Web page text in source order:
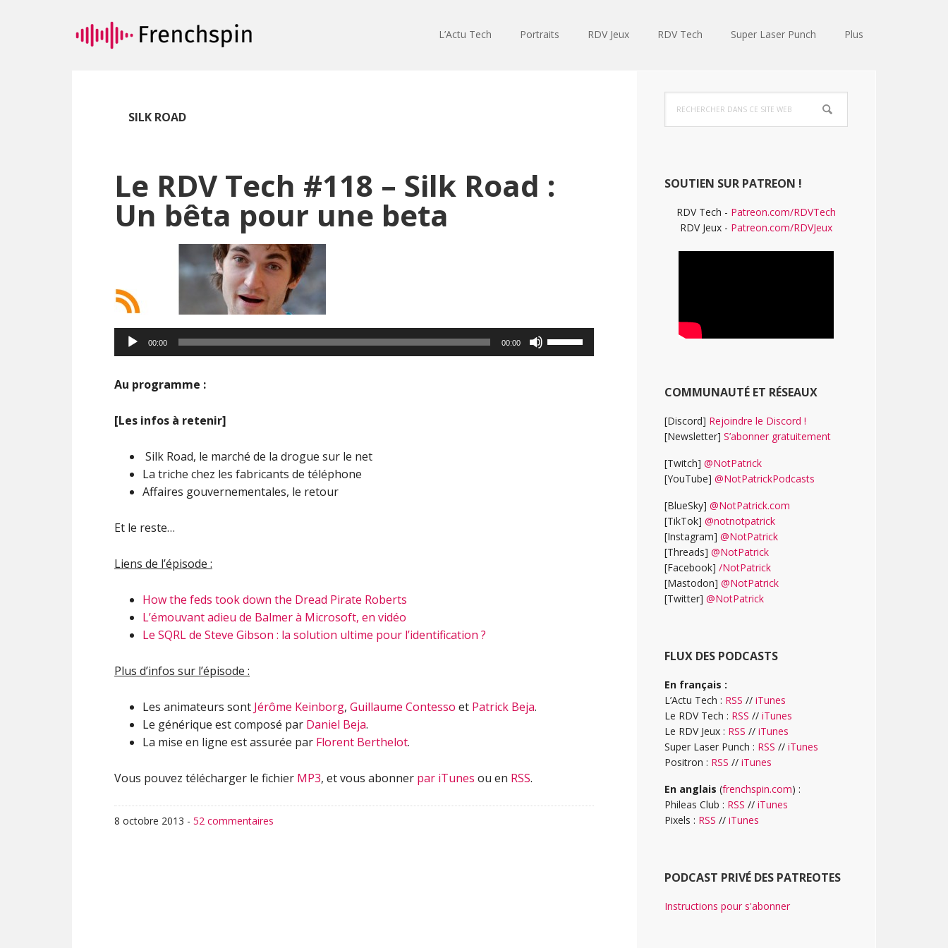
au
contenu
la
L’Actu Tech Portraits RDV Jeux RDV Tech Super Laser Punch Plus
SILK ROAD
Le RDV Tech #118 – Silk Road :
Un bêta pour une beta
audio
00:00 00:00
les
Au programme :
[Les infos à retenir]
Silk Road, le marché de la drogue sur le net
La triche chez les fabricants de téléphone
Affaires gouvernementales, le retour
Et le reste…
Liens de l’épisode :
How the feds took down the Dread Pirate Roberts
L’émouvant adieu de Balmer à Microsoft, en vidéo
Le SQRL de Steve Gibson : la solution ultime pour l’identification ?
Plus d’infos sur l’épisode :
Les animateurs sont Jérôme Keinborg, Guillaume Contesso et Patrick Beja.
Le générique est composé par Daniel Beja.
La mise en ligne est assurée par Florent Berthelot.
Vous pouvez télécharger le fichier MP3, et vous abonner par iTunes ou en RSS.
8 octobre 2013 - 52 commentaires
Barre
latérale
dans
ce
SOUTIEN SUR PATREON !
RDV Tech - Patreon.com/RDVTech
RDV Jeux - Patreon.com/RDVJeux
COMMUNAUTÉ ET RÉSEAUX
[Discord] Rejoindre le Discord !
[Newsletter] S’abonner gratuitement
[Twitch] @NotPatrick
[YouTube] @NotPatrickPodcasts
[BlueSky] @NotPatrick.com
[TikTok] @notnotpatrick
[Instagram] @NotPatrick
[Threads] @NotPatrick
[Facebook] /NotPatrick
[Mastodon] @NotPatrick
[Twitter] @NotPatrick
FLUX DES PODCASTS
En français :
L’Actu Tech : RSS // iTunes
Le RDV Tech : RSS // iTunes
Le RDV Jeux : RSS // iTunes
Super Laser Punch : RSS // iTunes
Positron : RSS // iTunes
En anglais (frenchspin.com) :
Phileas Club : RSS // iTunes
Pixels : RSS // iTunes
PODCAST PRIVÉ DES PATREOTES
Instructions pour s'abonner